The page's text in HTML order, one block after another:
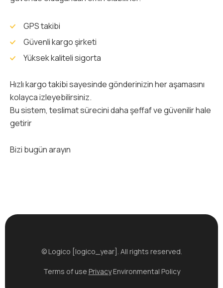
GPS takibi
Güvenli kargo şirketi
Yüksek kaliteli sigorta
Hızlı kargo takibi sayesinde gönderinizin her aşamasını
kolayca izleyebilirsiniz.
Bu sistem, teslimat sürecini daha şeffaf ve güvenilir hale
getirir
Bizi bugün arayın
© Logico [logico_year]. All rights reserved.
Terms of use PrivacyEnvironmental Policy